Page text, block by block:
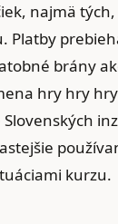
najmä
Platby
brány
hry hry
Slovenských
kurzu.